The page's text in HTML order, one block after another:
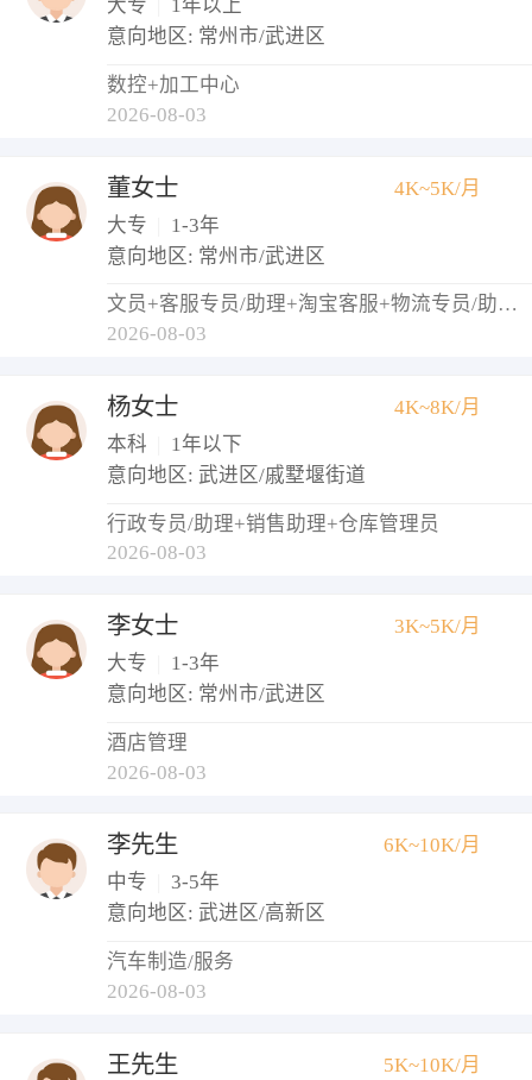
大专
1年以上
意向地区: 常州市/武进区
数控+加工中心
2026-08-03
董女士
4K~5K/月
大专
1-3年
意向地区: 常州市/武进区
文员+客服专员/助理+淘宝客服+物流专员/助理+仓库管理员
2026-08-03
杨女士
4K~8K/月
本科
1年以下
意向地区: 武进区/戚墅堰街道
行政专员/助理+销售助理+仓库管理员
2026-08-03
李女士
3K~5K/月
大专
1-3年
意向地区: 常州市/武进区
酒店管理
2026-08-03
李先生
6K~10K/月
中专
3-5年
意向地区: 武进区/高新区
汽车制造/服务
2026-08-03
王先生
5K~10K/月